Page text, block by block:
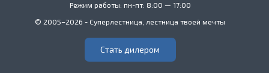
Режим работы: пн-пт: 8:00 — 17:00
© 2005–2026 - Суперлестница, лестница твоей мечты
Стать дилером